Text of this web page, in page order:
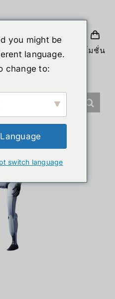
โปรโมชั่น
you might be
language.
change to:
switch language